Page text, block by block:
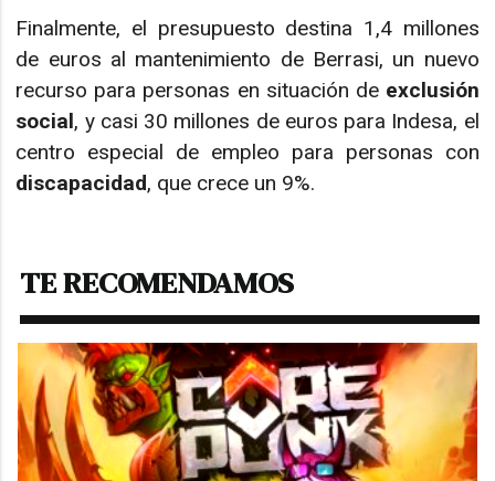
Finalmente, el presupuesto destina 1,4 millones
de euros al mantenimiento de Berrasi, un nuevo
recurso para personas en situación de exclusión
social, y casi 30 millones de euros para Indesa, el
centro especial de empleo para personas con
discapacidad, que crece un 9%.
TE RECOMENDAMOS